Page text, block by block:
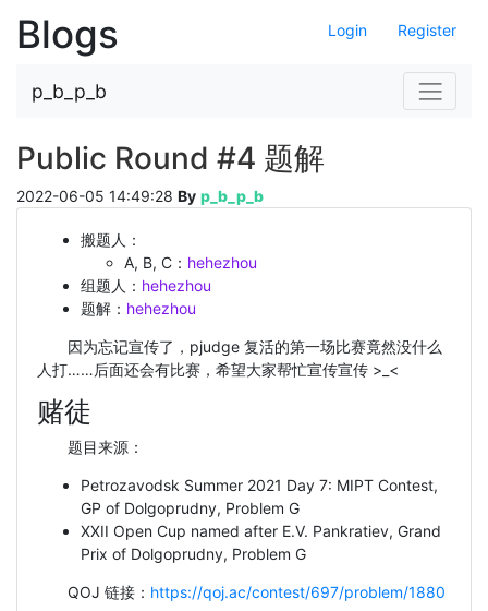
Login Register
Blogs
p_b_p_b
Public Round #4 题解
2022-06-05 14:49:28 By p_b_p_b
搬题人：
A, B, C： hehezhou
组题人： hehezhou
题解： hehezhou
因为忘记宣传了，pjudge 复活的第一场比赛竟然没什么
人打……后面还会有比赛，希望大家帮忙宣传宣传 >_<
赌徒
题目来源：
Petrozavodsk Summer 2021 Day 7: MIPT Contest,
GP of Dolgoprudny, Problem G
XXII Open Cup named after E.V. Pankratiev, Grand
Prix of Dolgoprudny, Problem G
QOJ 链接： https://qoj.ac/contest/697/problem/1880